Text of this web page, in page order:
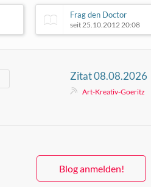
Frag den Doctor
seit 25.10.2012 20:08
Zitat 08.08.2026
Art-Kreativ-Goeritz
Blog anmelden!